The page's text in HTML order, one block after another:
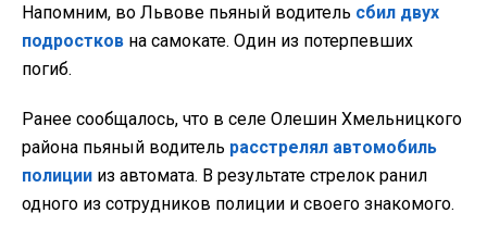
Напомним, во Львове пьяный водитель сбил двух
подростков на самокате. Один из потерпевших
погиб.
Ранее сообщалось, что в селе Олешин Хмельницкого
района пьяный водитель расстрелял автомобиль
полиции из автомата. В результате стрелок ранил
одного из сотрудников полиции и своего знакомого.